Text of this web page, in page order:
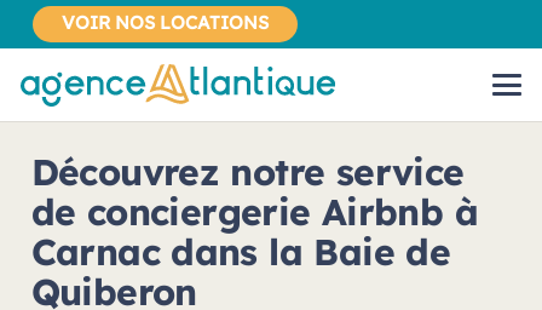
VOIR NOS LOCATIONS
Découvrez notre service
de conciergerie Airbnb à
Carnac dans la Baie de
Quiberon